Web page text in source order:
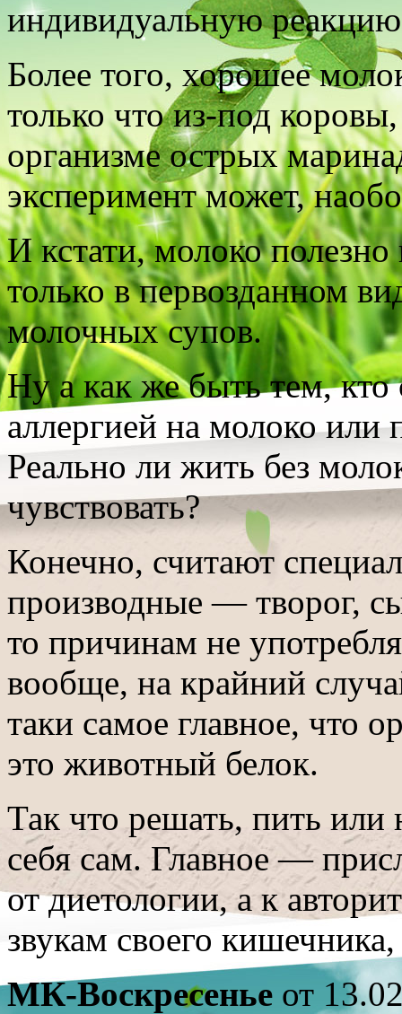
индивидуальную
Более того, хорошее
только что из-под
организме острых
эксперимент может,
И кстати, молоко
только в первозданном
молочных супов.
Ну а как же быть тем, кто
аллергией на молоко или
Реально ли жить без
чувствовать?
Конечно, считают
производные — творог,
то причинам не
вообще, на крайний
таки самое главное, что
это животный белок.
Так что решать, пить
себя сам. Главное —
от диетологии, а к
звукам своего
МК-Воскресенье от